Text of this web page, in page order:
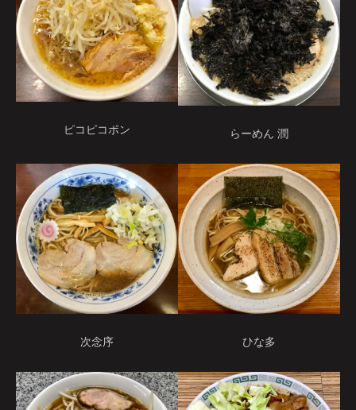
ピコピコポン らーめん 潤
次念序 ひな多